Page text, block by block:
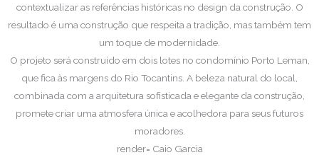
contextualizar as referências históricas no design da construção. O
resultado é uma construção que respeita a tradição, mas também tem
um toque de modernidade.
O projeto será construído em dois lotes no condomínio Porto Leman,
que fica às margens do Rio Tocantins. A beleza natural do local,
combinada com a arquitetura sofisticada e elegante da construção,
promete criar uma atmosfera única e acolhedora para seus futuros
moradores.
render= Caio Garcia